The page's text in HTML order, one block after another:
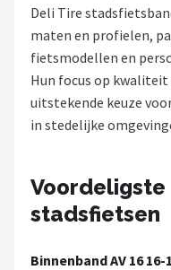
Shop
POPULAIRE MERKEN
Basil
Volare
AXA
New Looxs
Deli Tire
maten en profielen,
fietsmodellen en
Hun focus op kwaliteit
uitstekende keuze
in stedelijke
Voordeligste
stadsfietsen
Binnenband AV 16